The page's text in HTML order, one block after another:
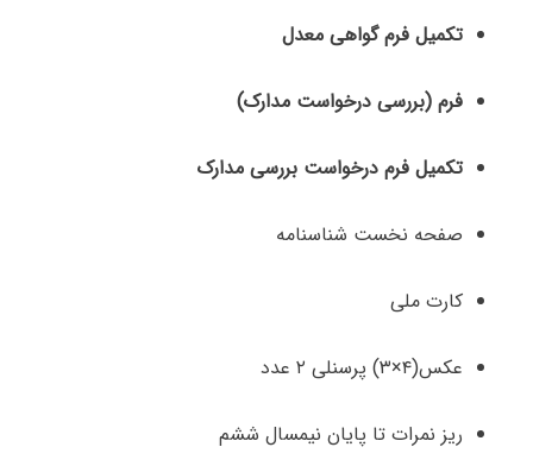
تکمیل فرم گواهی معدل
فرم (بررسی درخواست مدارک)
تکمیل فرم درخواست بررسی مدارک
صفحه نخست شناسنامه
کارت ملی
عکس(۴×۳) پرسنلی ۲ عدد
ریز نمرات تا پایان نیمسال ششم